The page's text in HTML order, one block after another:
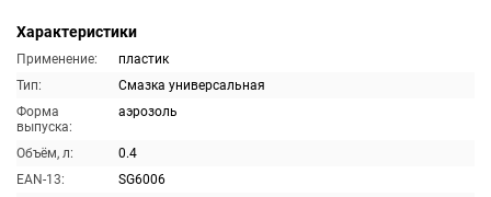
Характеристики
Применение:
пластик
Тип:
Смазка универсальная
Форма
выпуска:
аэрозоль
Объём, л:
0.4
EAN-13:
SG6006